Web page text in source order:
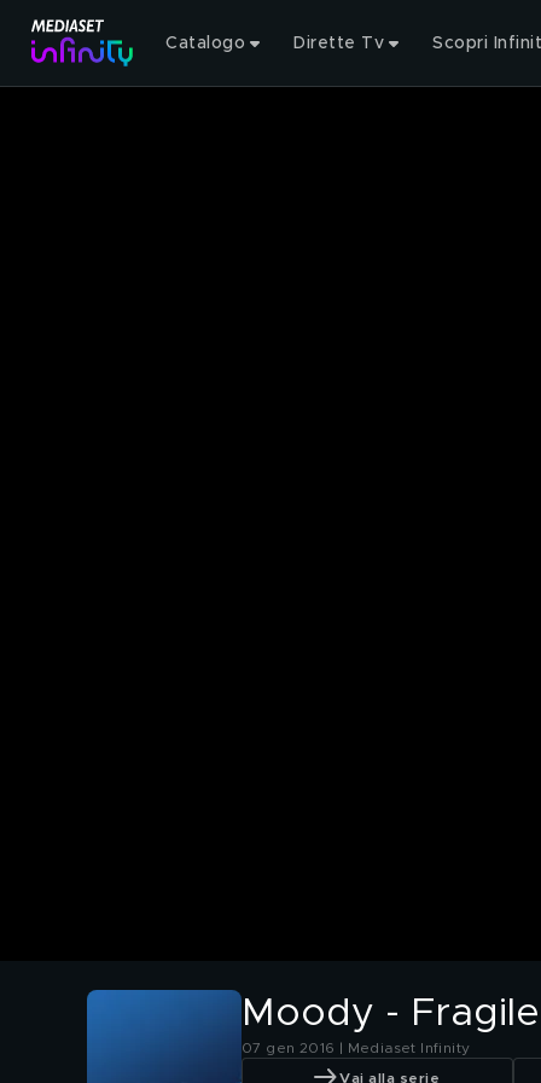
Catalogo Dirette Tv Scopri
Moody - Fragile
07 gen 2016 | Mediaset Infinity
Vai alla serie